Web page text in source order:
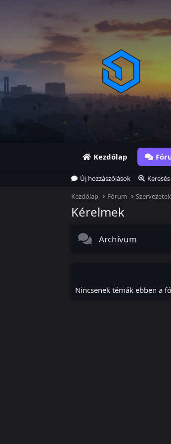
Kezdőlap
Új hozzászólások
Kezdőlap
Fórum Szervezetek
Kérelmek
Archívum
Nincsenek témák ebben a